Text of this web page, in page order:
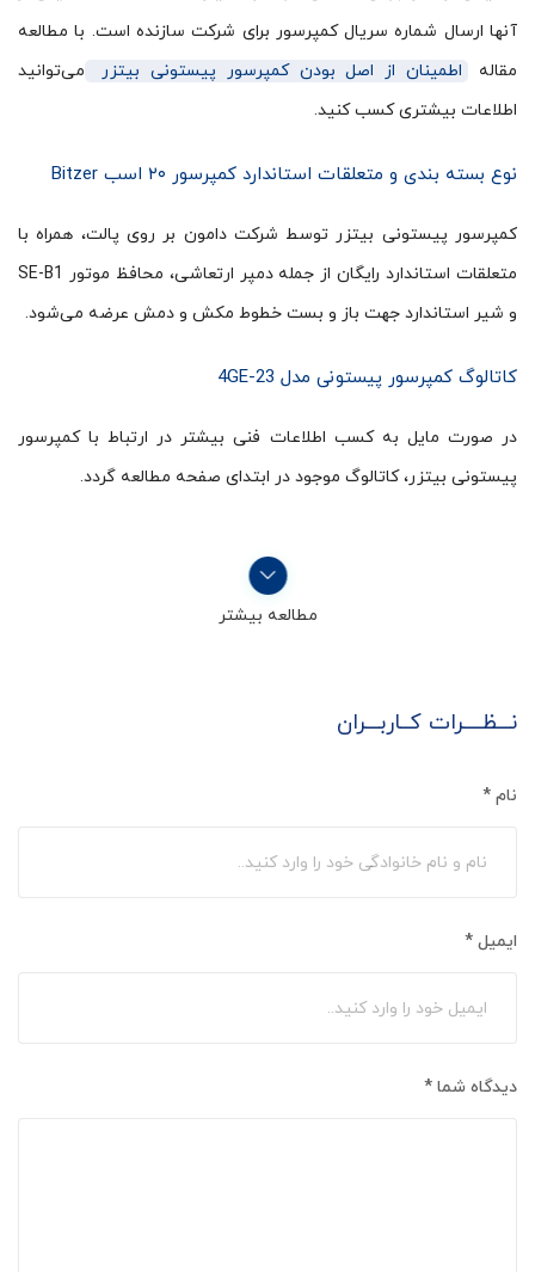
آن­ها ارسال شماره سریال کمپرسور برای شرکت سازنده است. با مطالعه
مقاله
اطمینان از اصل بودن کمپرسور پیستونی بیتزر
می­‌توانید
اطلاعات بیشتری کسب کنید.
نوع بسته بندی و متعلقات استاندارد کمپرسور ۲۰ اسب Bitzer
کمپرسور پیستونی بیتزر توسط شرکت دامون بر روی پالت، همراه با
متعلقات استاندارد رایگان از جمله دمپر ارتعاشی، محافظ موتور SE-B1
و شیر استاندارد جهت باز و بست خطوط مکش و دمش عرضه می‌شود.
کاتالوگ کمپرسور پیستونی مدل 4GE-23
در صورت مایل به کسب اطلاعات فنی بیشتر در ارتباط با کمپرسور
پیستونی بیتزر، کاتالوگ موجود در ابتدای صفحه مطالعه گردد.
مطالعه بیشتر
نـــظــــرات کــاربـــران
نام *
ایمیل *
دیدگاه شما *